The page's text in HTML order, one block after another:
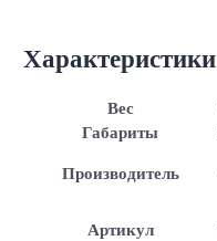
Характеристики
Вес
Габариты
Производитель
Артикул